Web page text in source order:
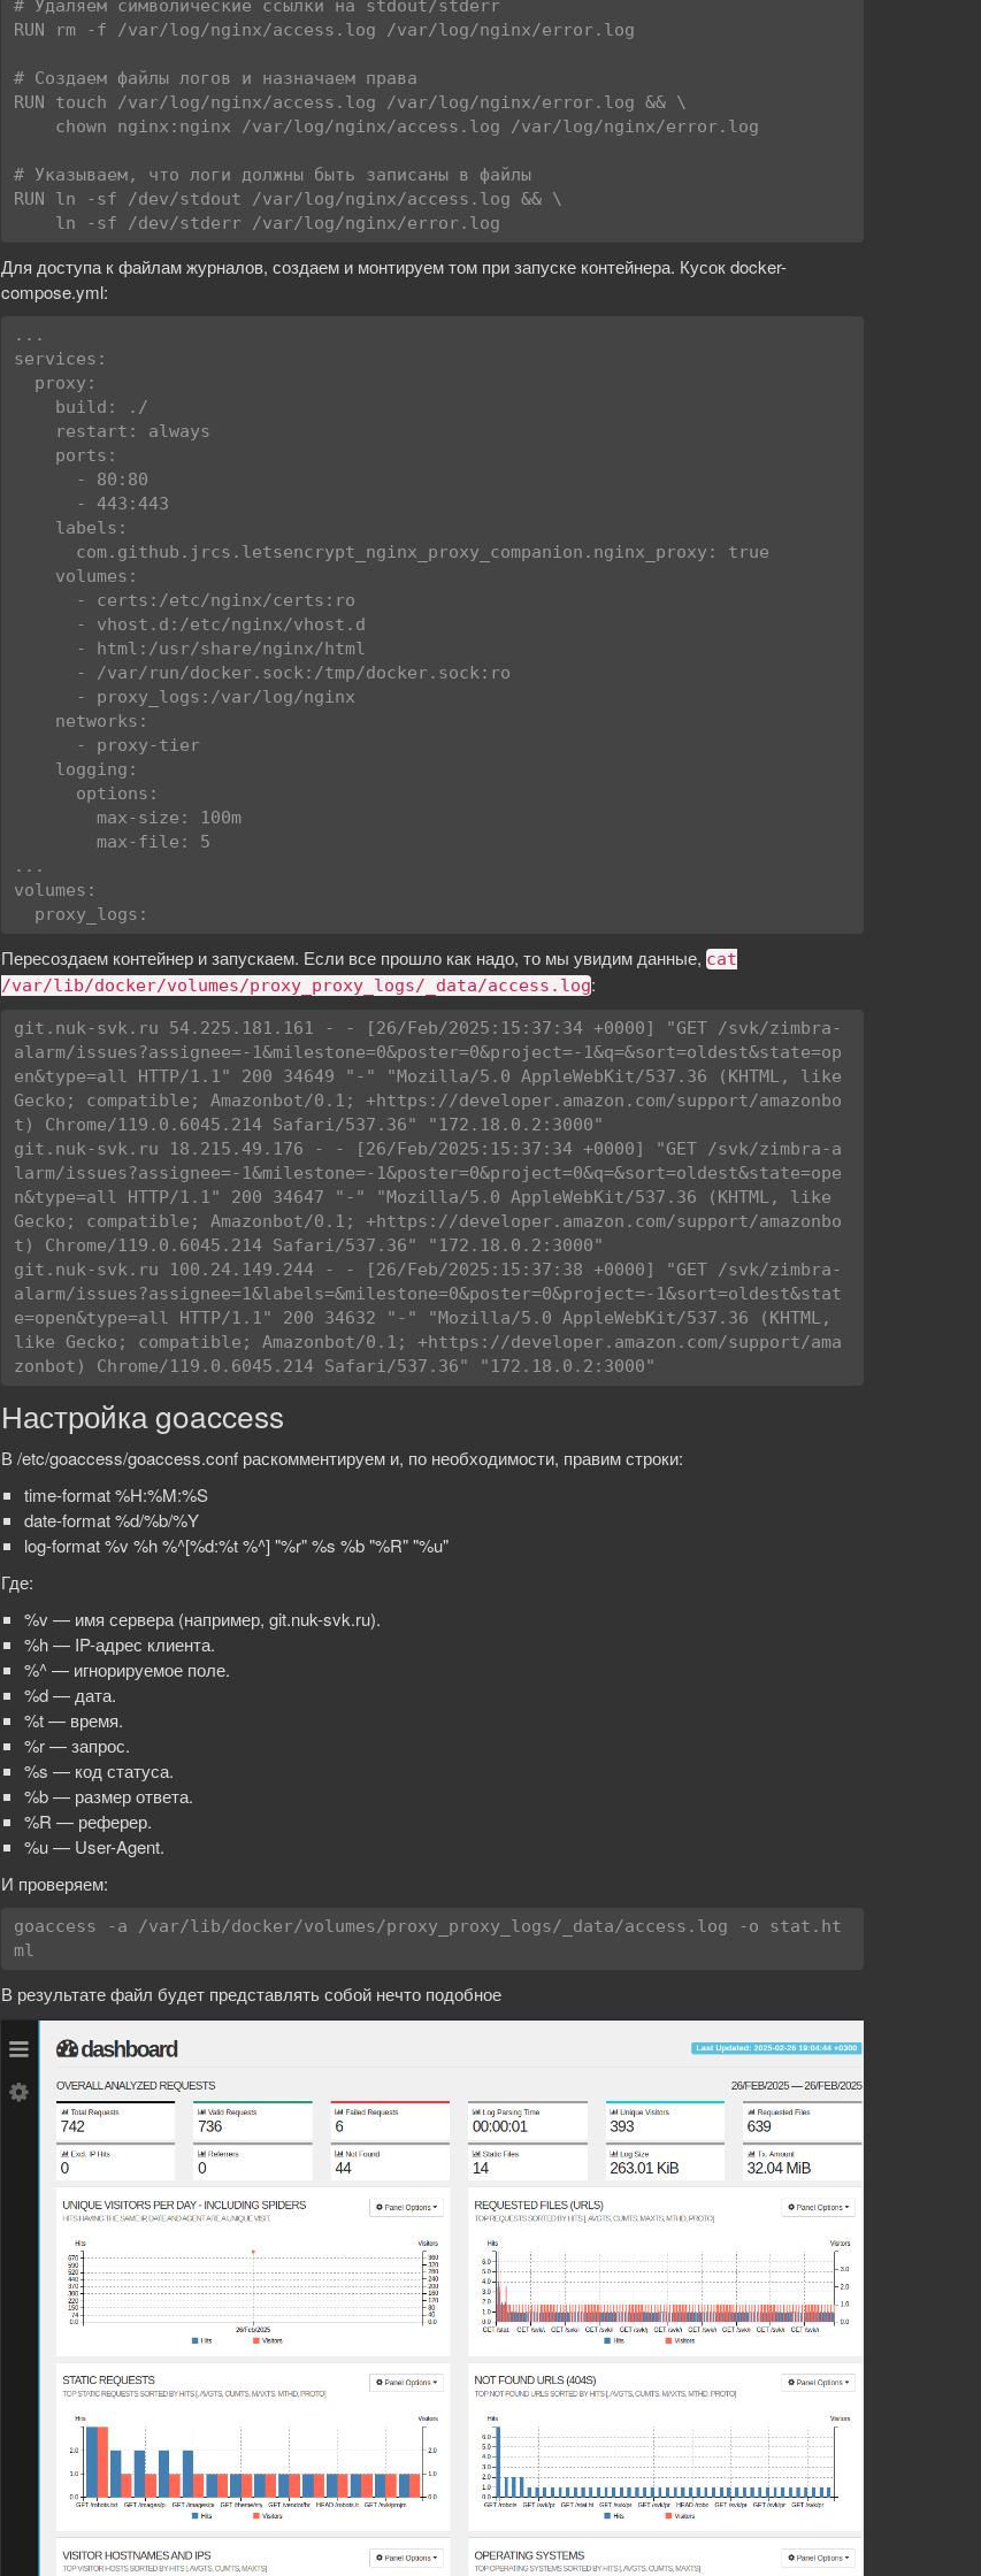
# Удаляем символические ссылки на stdout/stderr
RUN rm -f /var/log/nginx/access.log /var/log/nginx/error.log
# Создаем файлы логов и назначаем права
RUN touch /var/log/nginx/access.log /var/log/nginx/error.log && \
# Указываем, что логи должны быть записаны в файлы
RUN ln -sf /dev/stdout /var/log/nginx/access.log && \
    ln -sf /dev/stderr /var/log/nginx/error.log
Для доступа к файлам журналов, создаем и монтируем том при запуске контейнера. Кусок docker-
compose.yml:
...
services:
...
volumes:
  proxy_logs:
Пересоздаем контейнер и запускаем. Если все прошло как надо, то мы увидим данные, cat
/var/lib/docker/volumes/proxy_proxy_logs/_data/access.log:
git.nuk-svk.ru 54.225.181.161 - - [26/Feb/2025:15:37:34 +0000] "GET /svk/zimbra-
alarm/issues?assignee=-1&milestone=0&poster=0&project=-1&q=&sort=oldest&state=op
en&type=all HTTP/1.1" 200 34649 "-" "Mozilla/5.0 AppleWebKit/537.36 (KHTML, like
Gecko; compatible; Amazonbot/0.1; +https://developer.amazon.com/support/amazonbo
t) Chrome/119.0.6045.214 Safari/537.36" "172.18.0.2:3000"
git.nuk-svk.ru 18.215.49.176 - - [26/Feb/2025:15:37:34 +0000] "GET /svk/zimbra-a
larm/issues?assignee=-1&milestone=-1&poster=0&project=0&q=&sort=oldest&state=ope
n&type=all HTTP/1.1" 200 34647 "-" "Mozilla/5.0 AppleWebKit/537.36 (KHTML, like
Gecko; compatible; Amazonbot/0.1; +https://developer.amazon.com/support/amazonbo
t) Chrome/119.0.6045.214 Safari/537.36" "172.18.0.2:3000"
git.nuk-svk.ru 100.24.149.244 - - [26/Feb/2025:15:37:38 +0000] "GET /svk/zimbra-
alarm/issues?assignee=1&labels=&milestone=0&poster=0&project=-1&sort=oldest&stat
e=open&type=all HTTP/1.1" 200 34632 "-" "Mozilla/5.0 AppleWebKit/537.36 (KHTML,
like Gecko; compatible; Amazonbot/0.1; +https://developer.amazon.com/support/ama
Настройка goaccess
В /etc/goaccess/goaccess.conf раскомментируем и, по необходимости, правим строки:
time-format %H:%M:%S
date-format %d/%b/%Y
log-format %v %h %^[%d:%t %^] "%r" %s %b "%R" "%u"
Где:
%v — имя сервера (например, git.nuk-svk.ru).
%h — IP-адрес клиента.
%^ — игнорируемое поле.
%d — дата.
%t — время.
%r — запрос.
%s — код статуса.
%b — размер ответа.
%R — реферер.
%u — User-Agent.
И проверяем:
goaccess -a /var/lib/docker/volumes/proxy_proxy_logs/_data/access.log -o stat.ht
ml
В результате файл будет представлять собой нечто подобное